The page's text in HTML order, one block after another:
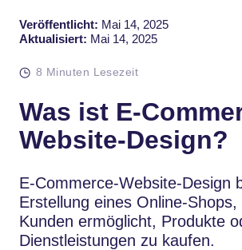
Veröffentlicht: Mai 14, 2025
Aktualisiert: Mai 14, 2025
8 Minuten Lesezeit
Was ist E-
Website-Design?
E-Commerce-Website-Design
Erstellung eines Online-
Kunden ermöglicht, Produkte
Dienstleistungen zu kaufen.